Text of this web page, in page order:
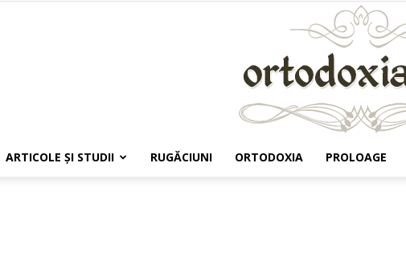
ARTICOLE ŞI STUDII RUGĂCIUNI ORTODOXIA PROLOAGE